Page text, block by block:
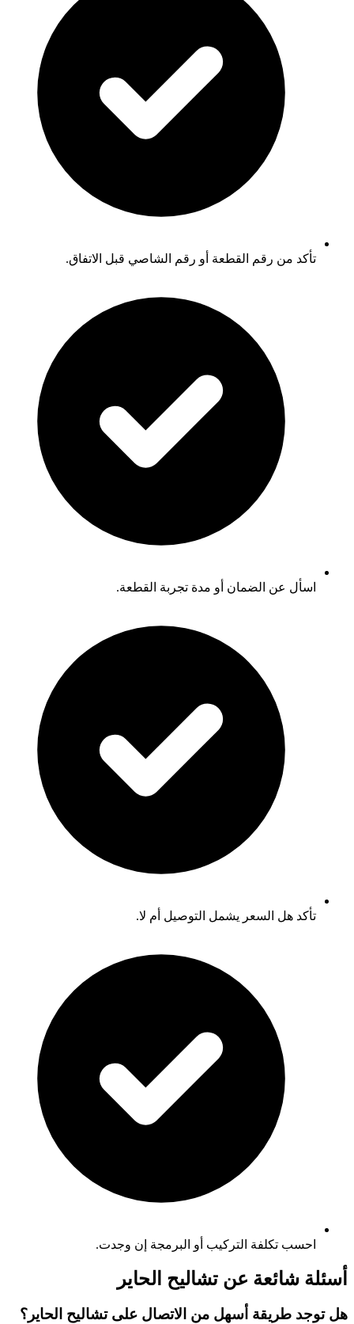
تأكد من رقم القطعة أو رقم الشاصي قبل الاتفاق.
اسأل عن الضمان أو مدة تجربة القطعة.
تأكد هل السعر يشمل التوصيل أم لا.
احسب تكلفة التركيب أو البرمجة إن وجدت.
أسئلة شائعة عن تشاليح الحاير
هل توجد طريقة أسهل من الاتصال على تشاليح الحاير؟